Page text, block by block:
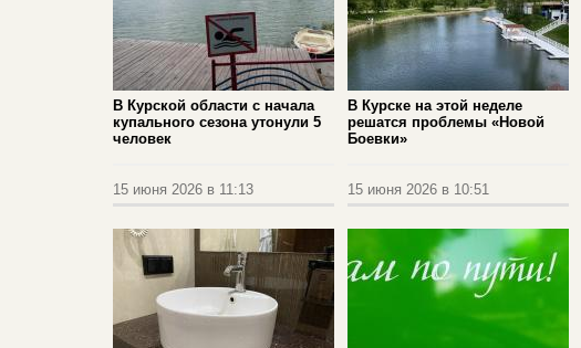
В Курской области с начала
купального сезона утонули 5
человек
15 июня 2026 в 11:13
В Курске на этой неделе
решатся проблемы «Новой
Боевки»
15 июня 2026 в 10:51